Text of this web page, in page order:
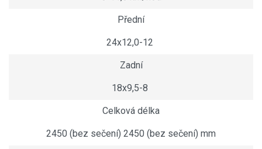
Přední
24x12,0-12
Zadní
18x9,5-8
Celková délka
2450 (bez sečení) 2450 (bez sečení) mm